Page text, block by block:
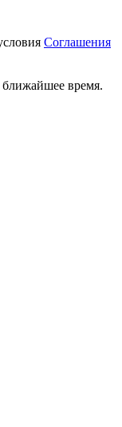
Соглашения
время.